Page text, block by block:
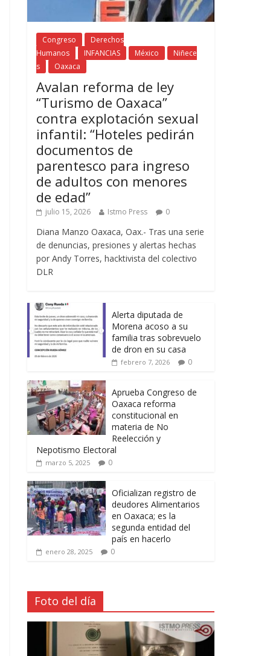
Congreso
Derechos
Humanos
INFANCIAS México
Niñece
s
Oaxaca
Avalan reforma de ley
“Turismo de Oaxaca”
contra explotación sexual
infantil: “Hoteles pedirán
documentos de
parentesco para ingreso
de adultos con menores
de edad”
julio 15, 2026 Istmo Press 0
Diana Manzo Oaxaca, Oax.- Tras una serie
de denuncias, presiones y alertas hechas
por Andy Torres, hacktivista del colectivo
DLR
Alerta diputada de
Morena acoso a su
familia tras sobrevuelo
de dron en su casa
febrero 7, 2026 0
Aprueba Congreso de
Oaxaca reforma
constitucional en
materia de No
Reelección y
Nepotismo Electoral
marzo 5, 2025 0
Oficializan registro de
deudores Alimentarios
en Oaxaca; es la
segunda entidad del
país en hacerlo
enero 28, 2025 0
Foto del día